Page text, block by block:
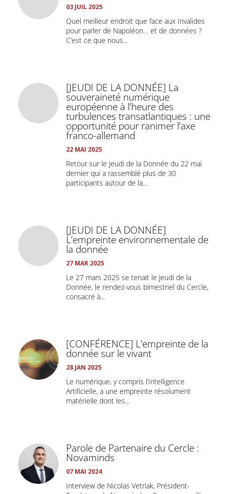
03 JUIL 2025
Quel meilleur endroit que face aux Invalides
pour parler de Napoléon… et de données ?
C’est ce que nous...
[JEUDI DE LA DONNÉE] La
souveraineté numérique
européenne à l’heure des
turbulences transatlantiques : une
opportunité pour ranimer l’axe
franco-allemand
22 MAI 2025
Retour sur le Jeudi de la Donnée du 22 mai
dernier qui a rassemblé plus de 30
participants autour de la...
[JEUDI DE LA DONNÉE]
L’empreinte environnementale de
la donnée
27 MAR 2025
Le 27 mars 2025 se tenait le Jeudi de la
Donnée, le rendez-vous bimestriel du Cercle,
consacré à...
[CONFÉRENCE] L’empreinte de la
donnée sur le vivant
28 JAN 2025
Le numérique, y compris l’Intelligence
Artificielle, a une empreinte résolument
matérielle dont les...
Parole de Partenaire du Cercle :
Novaminds
07 MAI 2024
Interview de Nicolas Vetriak, Président-